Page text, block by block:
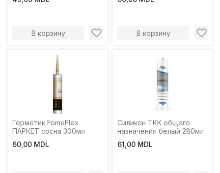
В корзину В корзину
Герметик FomeFlex
ПАРКЕТ сосна 300мл
60,00 MDL
Силикон ТКК общего
назначения белый 280мл
61,00 MDL